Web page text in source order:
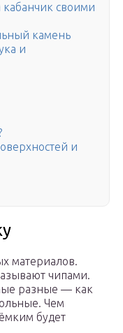
кабанчик своими
камень
и
и
материалов.
чипами.
разные — как
Чем
будет